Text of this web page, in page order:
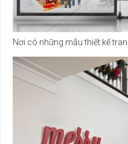
Nơi có những mẫu thiết kế